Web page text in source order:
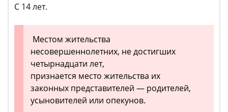
С 14 лет.
Местом жительства
несовершеннолетних, не достигших
четырнадцати лет,
признается место жительства их
законных представителей — родителей,
усыновителей или опекунов.